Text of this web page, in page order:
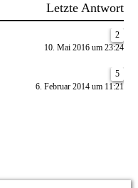
Letzte Antwort
2
10. Mai 2016 um 23:24
5
6. Februar 2014 um 11:21